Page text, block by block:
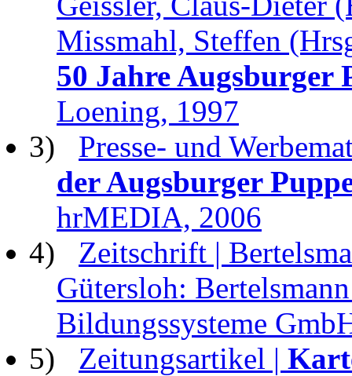
Missmahl, Steffen
50 Jahre Augsburger
Loening, 1997
3) Presse- und
der Augsburger
hrMEDIA, 2006
4) Zeitschrift |
Gütersloh:
Bildungssysteme
5) Zeitungsartikel |